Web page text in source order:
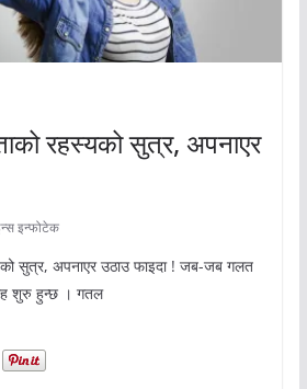
रहस्यको सुत्र, अपनाएर
इन्फोटेक
सुत्र, अपनाएर उठाउ फाइदा ! जब-जब गलत
शुरु हुन्छ । गतल